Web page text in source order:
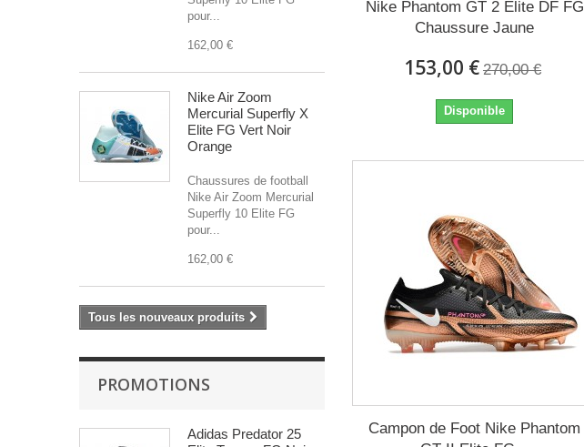
pour...
162,00 €
Nike Air Zoom
Mercurial Superfly X
Elite FG Vert Noir
Orange
Chaussures de football
Nike Air Zoom Mercurial
Superfly 10 Elite FG
pour...
162,00 €
Tous les nouveaux produits
PROMOTIONS
Adidas Predator 25
Nike Phantom GT 2 Elite DF FG
Chaussure Jaune
153,00 € 270,00 €
Disponible
Campon de Foot Nike Phantom